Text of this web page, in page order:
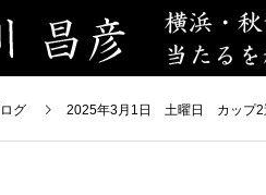
グ 2025年3月1日 土曜日 カップ2